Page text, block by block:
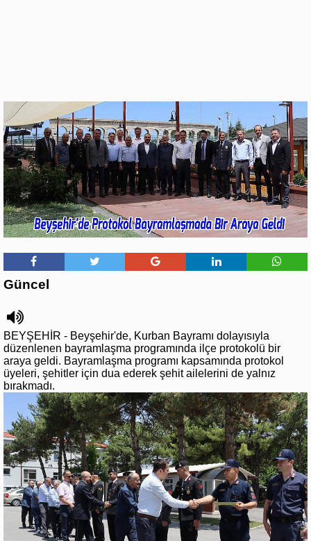
Güncel
BEYŞEHİR - Beyşehir'de, Kurban Bayramı dolayısıyla
düzenlenen bayramlaşma programında ilçe protokolü bir
araya geldi. Bayramlaşma programı kapsamında protokol
üyeleri, şehitler için dua ederek şehit ailelerini de yalnız
bırakmadı.